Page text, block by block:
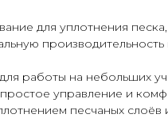
для уплотнения песка,
работы на небольших
управление и
песчаных